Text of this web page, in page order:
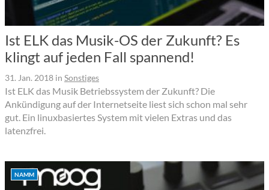
Ist ELK das Musik-OS der Zukunft? Es
klingt auf jeden Fall spannend!
31. Jan. 2018 in Sonstiges
Ist ELK das Musik Betriebssystem der Zukunft? Die
Ankündigung auf der Internetseite liest sich schon mal sehr
gut. Ein linuxbasiertes System mit vielen Extras und das
latenzfrei.
NAMM